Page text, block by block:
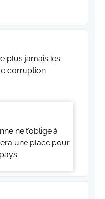
plus jamais les
corruption
ne t’oblige à
une place pour